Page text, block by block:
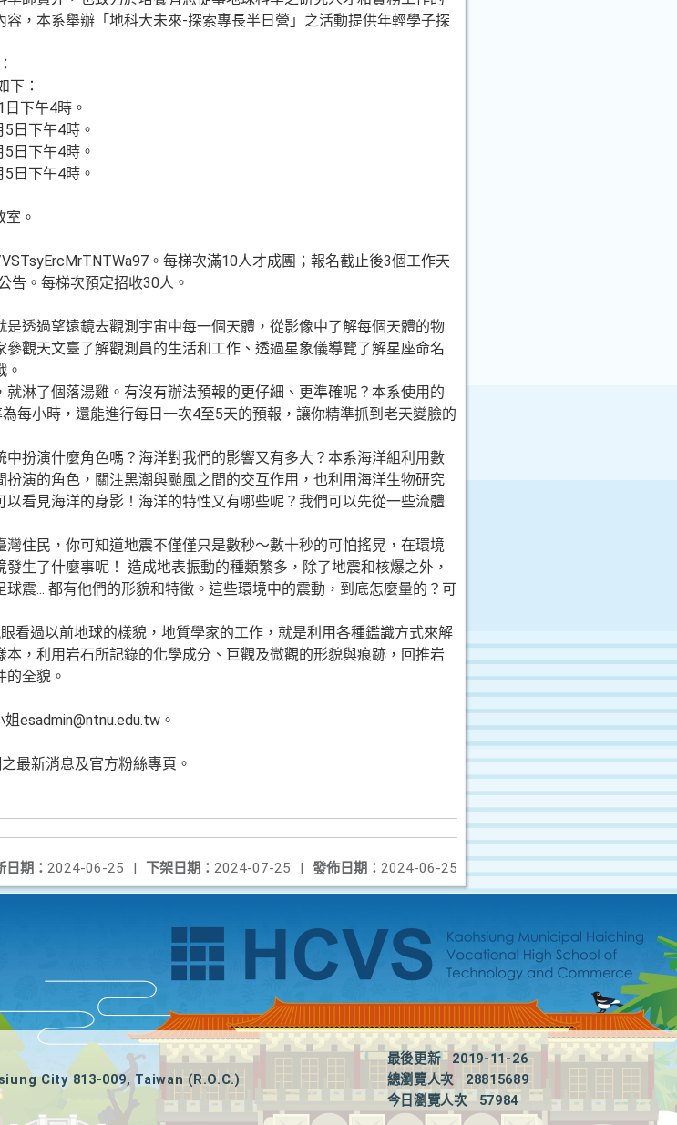
，本系舉辦「地科大未來-探索專長半日營」之活動提供年輕學子探
下：
下午4時。
日下午4時。
日下午4時。
日下午4時。
。
。每梯次滿10人才成團；報名截止後3個工作天
告。每梯次預定招收30人。
透過望遠鏡去觀測宇宙中每一個天體，從影像中了解每個天體的物
觀天文臺了解觀測員的生活和工作、透過星象儀導覽了解星座命名
。
淋了個落湯雞。有沒有辦法預報的更仔細、更準確呢？本系使用的
每小時，還能進行每日一次4至5天的預報，讓你精準抓到老天變臉的
扮演什麼角色嗎？海洋對我們的影響又有多大？本系海洋組利用數
演的角色，關注黑潮與颱風之間的交互作用，也利用海洋生物研究
看見海洋的身影！海洋的特性又有哪些呢？我們可以先從一些流體
住民，你可知道地震不僅僅只是數秒～數十秒的可怕搖晃，在環境
生了什麼事呢！ 造成地表振動的種類繁多，除了地震和核爆之外，
震... 都有他們的形貌和特徵。這些環境中的震動，到底怎麼量的？可
看過以前地球的樣貌，地質學家的工作，就是利用各種鑑識方式來解
，利用岩石所記錄的化學成分、巨觀及微觀的形貌與痕跡，回推岩
全貌。
esadmin@ntnu.edu.tw。
最新消息及官方粉絲專頁。
發佈日期： 2024-06-25
下架日期： 2024-07-25 |
日期： 2024-06-25 |
City 813-009, Taiwan (R.O.C.)
最後更新
2019-11-26
總瀏覽人次
28815689
今日瀏覽人次
57984